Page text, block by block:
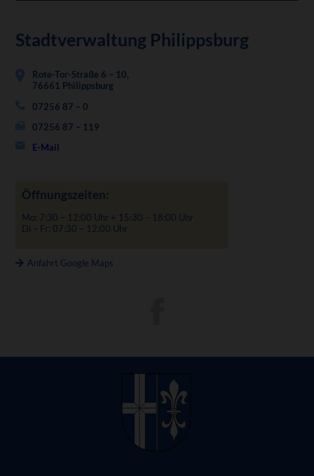
Stadtverwaltung Philippsburg
Rote-Tor-Straße 6 – 10,
76661 Philippsburg
07256 87 – 0
07256 87 – 119
E-Mail
Öffnungszeiten:
Mo: 7:30 – 12:00 Uhr + 15:30 – 18:00 Uhr
Di – Fr: 07:30 – 12:00 Uhr
Anfahrt Google Maps